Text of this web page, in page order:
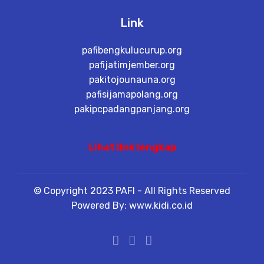
Link
pafibengkulucurup.org
pafijatimjember.org
pakitojounauna.org
pafisijamapolang.org
pakipcpadangpanjang.org
Lihat link lengkap
© Copyright 2023 PAFI - All Rights Reserved
Powered By: www.kidi.co.id